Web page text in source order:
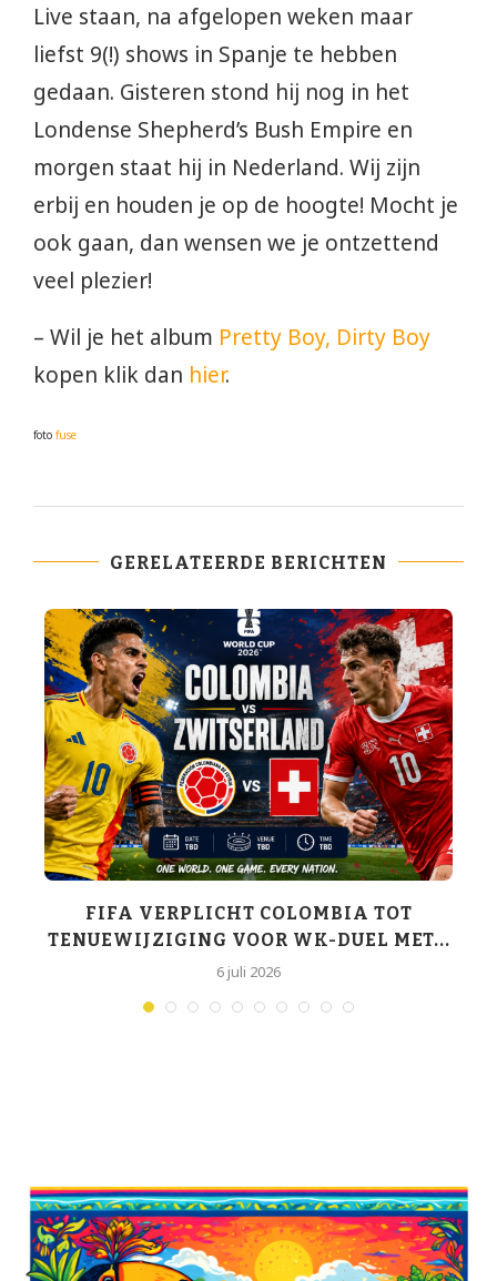
Live staan, na afgelopen weken maar
liefst 9(!) shows in Spanje te hebben
gedaan. Gisteren stond hij nog in het
Londense Shepherd’s Bush Empire en
morgen staat hij in Nederland. Wij zijn
erbij en houden je op de hoogte! Mocht je
ook gaan, dan wensen we je ontzettend
veel plezier!
– Wil je het album Pretty Boy, Dirty Boy
kopen klik dan hier.
foto fuse
GERELATEERDE BERICHTEN
FIFA VERPLICHT COLOMBIA TOT
TENUEWIJZIGING VOOR WK-DUEL MET...
6 juli 2026